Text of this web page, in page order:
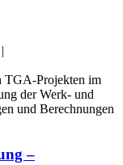
|
TGA-Projekten im
der Werk- und
und Berechnungen
–